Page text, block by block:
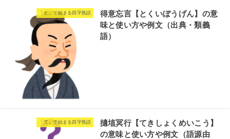
「と」で始まる四字熟語
得意忘言【とくいぼうげん】の意
味と使い方や例文（出典・類義
語）
「て」で始まる四字熟語
擿埴冥行【てきしょくめいこう】
の意味と使い方や例文（語源由